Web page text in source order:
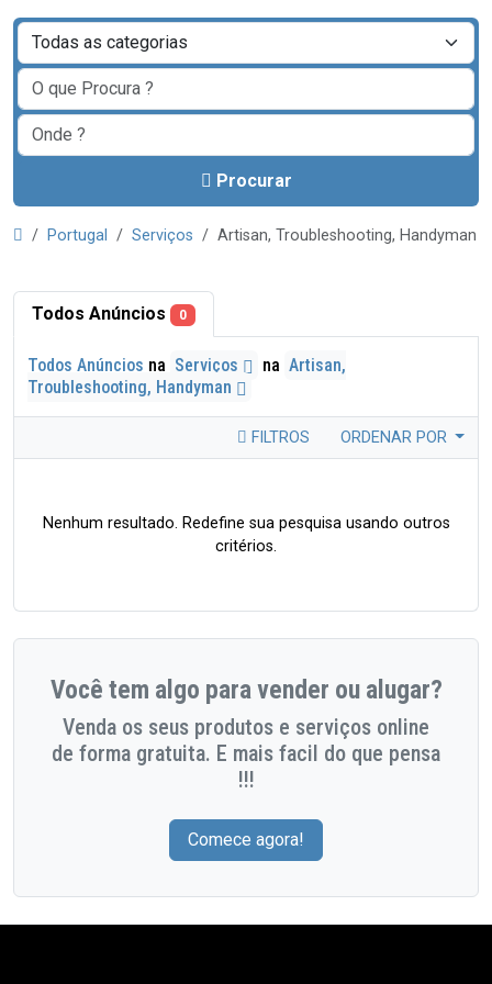
Procurar
Portugal Serviços Artisan, Troubleshooting, Handyman
Todos Anúncios 0
Todos Anúncios na Serviços na Artisan,
Troubleshooting, Handyman
FILTROS ORDENAR POR
Nenhum resultado. Redefine sua pesquisa usando outros
critérios.
Você tem algo para vender ou alugar?
Venda os seus produtos e serviços online
de forma gratuita. E mais facil do que pensa
!!!
Comece agora!